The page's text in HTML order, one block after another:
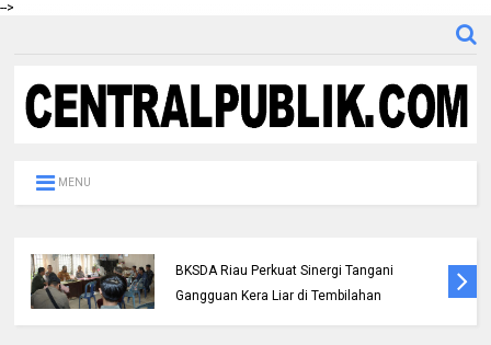
-->
MENU
BKSDA Riau Perkuat Sinergi Tangani
Gangguan Kera Liar di Tembilahan